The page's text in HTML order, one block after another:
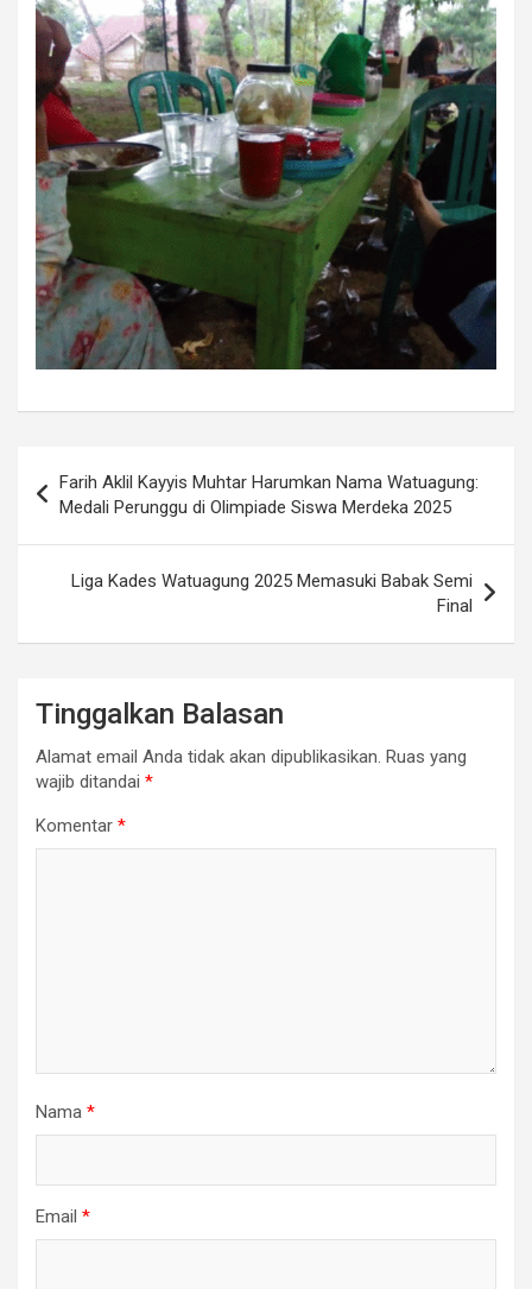
pos
Farih Aklil Kayyis Muhtar Harumkan Nama Watuagung:
Medali Perunggu di Olimpiade Siswa Merdeka 2025
Liga Kades Watuagung 2025 Memasuki Babak Semi
Final
Tinggalkan Balasan
Alamat email Anda tidak akan dipublikasikan. Ruas yang
wajib ditandai *
Komentar *
Nama *
Email *